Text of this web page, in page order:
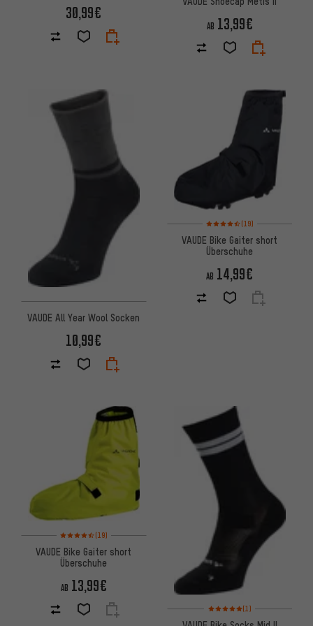
30,99€
AB 13,99€
VAUDE All Year Wool Socken
10,99€
Bewertungen: 4,5 von 5
(19)
VAUDE Bike Gaiter short
Überschuhe
AB 14,99€
Bewertungen: 4,5 von 5 basierend auf 19 Bewertungen
(19)
VAUDE Bike Gaiter short
Überschuhe
AB 13,99€
Bewertungen: 5 von 5
(1)